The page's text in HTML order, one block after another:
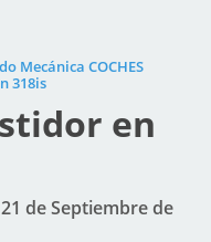
Mecánica COCHES
318is
en
de Septiembre de